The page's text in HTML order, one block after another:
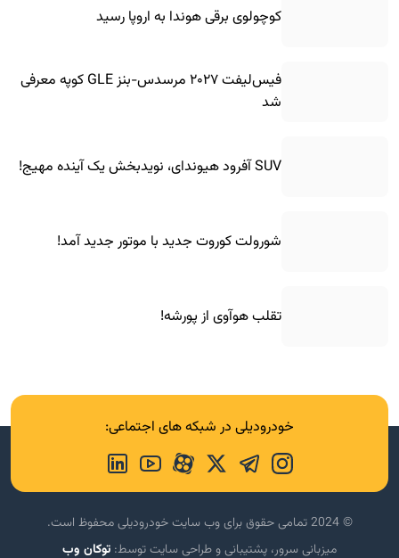
کوچولوی برقی هوندا به اروپا رسید
فیس‌لیفت ۲۰۲۷ مرسدس-بنز GLE کوپه معرفی
شد
SUV آفرود هیوندای، نویدبخش یک آینده مهیج!
شورولت کوروت جدید با موتور جدید آمد!
تقلب هوآوی از پورشه!
خودرودیلی در شبکه های اجتماعی:
© 2024 تمامی حقوق برای وب سایت خودرودیلی محفوظ است.
میزبانی سرور، پشتیبانی و طراحی سایت توسط: توکان وب